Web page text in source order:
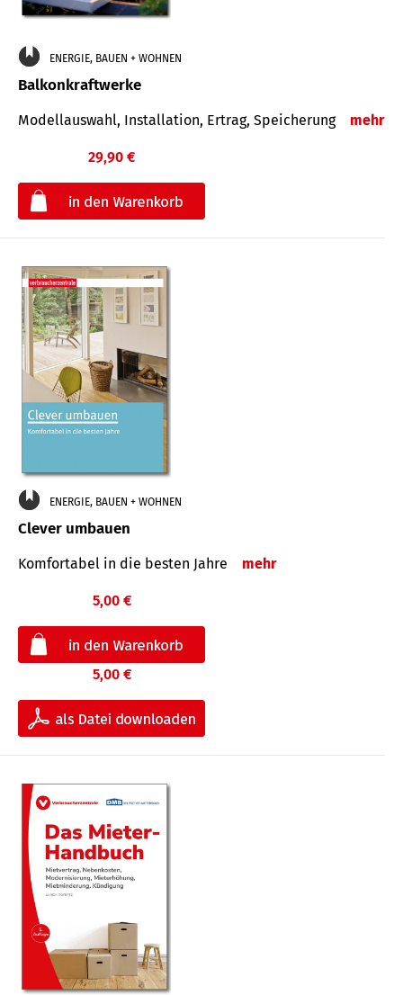
ENERGIE, BAUEN + WOHNEN
Balkonkraftwerke
Modellauswahl, Installation, Ertrag, Speicherung mehr
29,90 €
ENERGIE, BAUEN + WOHNEN
Clever umbauen
Komfortabel in die besten Jahre mehr
5,00 €
5,00 €